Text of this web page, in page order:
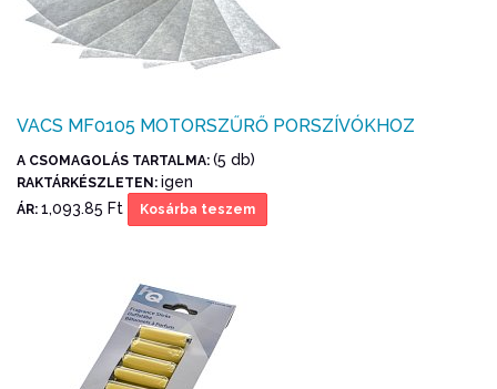
VACS MF0105 MOTORSZŰRŐ PORSZÍVÓKHOZ
A CSOMAGOLÁS TARTALMA: (5 db)
RAKTÁRKÉSZLETEN: igen
ÁR: 1,093.85 Ft Kosárba teszem